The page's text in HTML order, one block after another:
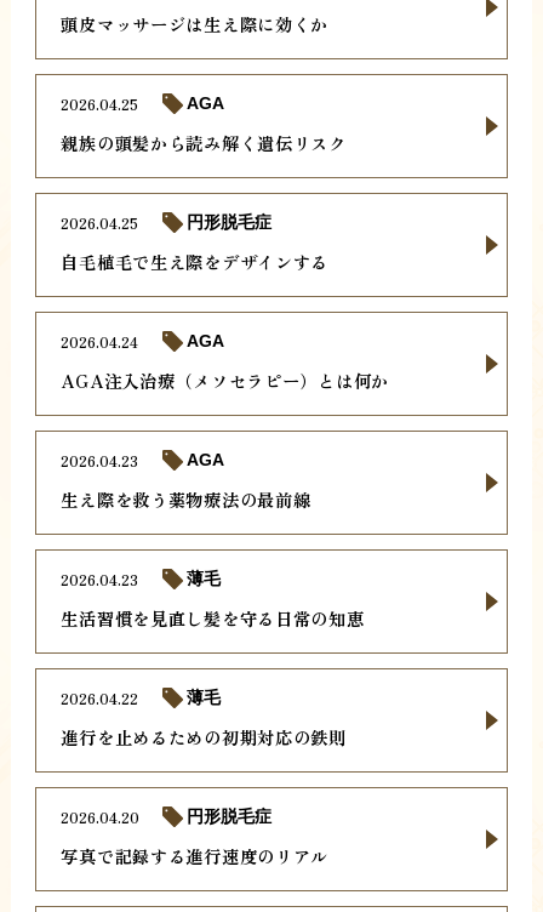
頭皮マッサージは生え際に効くか
親族の頭髪から読み解く遺伝リスク
2026.04.25 AGA
自毛植毛で生え際をデザインする
2026.04.25 円形脱毛症
AGA注入治療（メソセラピー）とは何か
2026.04.24 AGA
生え際を救う薬物療法の最前線
2026.04.23 AGA
生活習慣を見直し髪を守る日常の知恵
2026.04.23 薄毛
進行を止めるための初期対応の鉄則
2026.04.22 薄毛
写真で記録する進行速度のリアル
2026.04.20 円形脱毛症